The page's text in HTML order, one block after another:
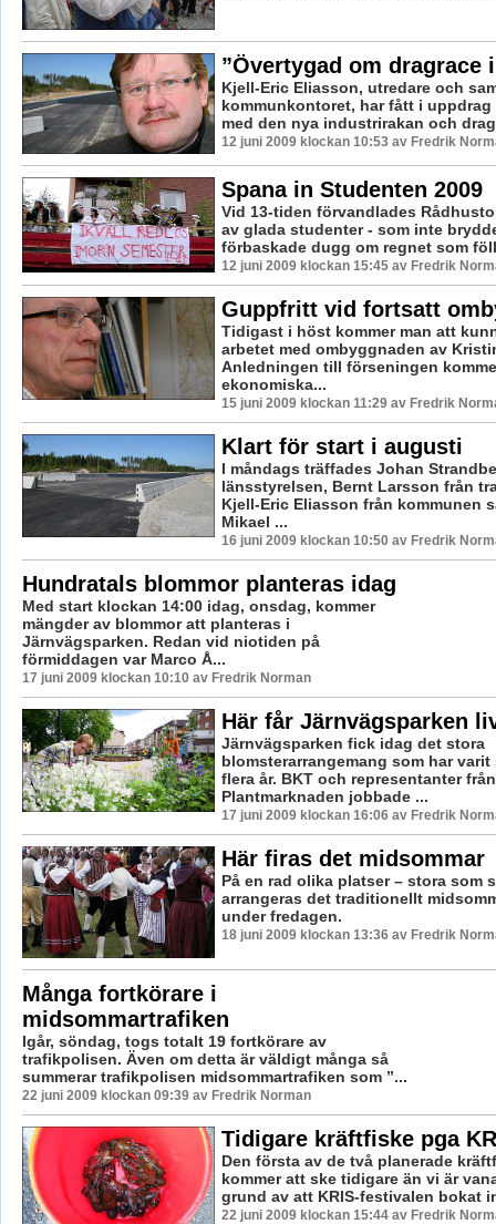
”Övertygad om dragrace
Kjell-Eric Eliasson, utredare och
kommunkontoret, har fått i
med den nya industrirakan och
12 juni 2009 klockan 10:53 av Fredrik
Spana in Studenten 2009
Vid 13-tiden förvandlades
av glada studenter - som inte
förbaskade dugg om regnet som
12 juni 2009 klockan 15:45 av Fredrik
Guppfritt vid fortsatt
Tidigast i höst kommer man att
arbetet med ombyggnaden av
Anledningen till förseningen
ekonomiska...
15 juni 2009 klockan 11:29 av Fredrik
Klart för start i augusti
I måndags träffades Johan
länsstyrelsen, Bernt Larsson från
Kjell-Eric Eliasson från kommunen
Mikael ...
16 juni 2009 klockan 10:50 av Fredrik
Hundratals blommor planteras idag
Med start klockan 14:00 idag, onsdag, kommer
mängder av blommor att planteras i
Järnvägsparken. Redan vid niotiden på
förmiddagen var Marco Å...
17 juni 2009 klockan 10:10 av Fredrik Norman
Här får Järnvägsparken
Järnvägsparken fick idag det stora
blomsterarrangemang som har
flera år. BKT och representanter från
Plantmarknaden jobbade ...
17 juni 2009 klockan 16:06 av Fredrik
Här firas det midsommar
På en rad olika platser – stora som
arrangeras det traditionellt
under fredagen.
18 juni 2009 klockan 13:36 av Fredrik
Många fortkörare i
midsommartrafiken
Igår, söndag, togs totalt 19 fortkörare av
trafikpolisen. Även om detta är väldigt många så
summerar trafikpolisen midsommartrafiken som ”...
22 juni 2009 klockan 09:39 av Fredrik Norman
Tidigare kräftfiske pga
Den första av de två planerade
kommer att ske tidigare än vi är
grund av att KRIS-festivalen bokat
22 juni 2009 klockan 15:44 av Fredrik